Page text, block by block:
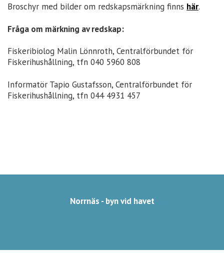
Broschyr med bilder om redskapsmärkning finns här.
Fråga om märkning av redskap:
Fiskeribiolog Malin Lönnroth, Centralförbundet för
Fiskerihushållning, tfn 040 5960 808
Informatör Tapio Gustafsson, Centralförbundet för
Fiskerihushållning, tfn 044 4931 457
Norrnäs - byn vid havet